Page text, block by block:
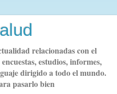
relacionadas con el
estudios, informes,
dirigido a todo el mundo.
pasarlo bien